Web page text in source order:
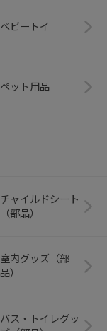
ベビートイ
ペット用品
チャイルドシート
（部品）
室内グッズ（部
品）
バス・トイレグッ